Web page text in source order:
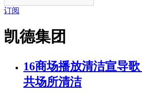
订阅
凯德集团
16商场播放清洁宣导
共场所清洁